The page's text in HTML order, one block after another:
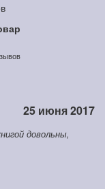
25 июня 2017
довольны,